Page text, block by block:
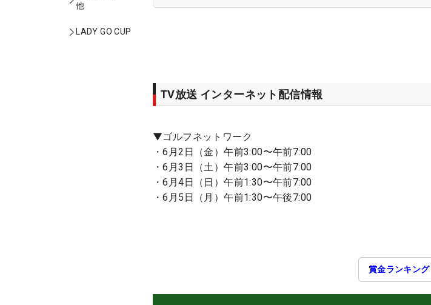
他
LADY GO CUP
TV放送 インターネット配信情報
▼ゴルフネットワーク
・6月2日（金）午前3:00〜午前7:00
・6月3日（土）午前3:00〜午前7:00
・6月4日（日）午前1:30〜午前7:00
・6月5日（月）午前1:30〜午後7:00
賞金ランキング